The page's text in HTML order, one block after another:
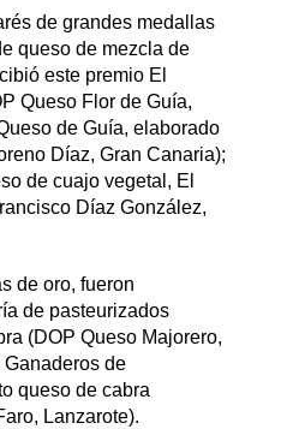
de grandes medallas
queso de mezcla de
este premio El
Queso Flor de Guía,
de Guía, elaborado
Díaz, Gran Canaria);
de cuajo vegetal, El
Díaz González,
de oro, fueron
de pasteurizados
(DOP Queso Majorero,
de
queso de cabra
Lanzarote).